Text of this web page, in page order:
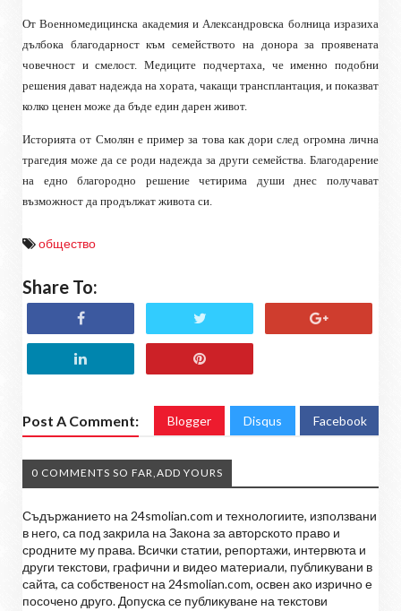
От Военномедицинска академия и Александровска болница изразиха
дълбока благодарност към семейството на донора за проявената
човечност и смелост. Медиците подчертаха, че именно подобни
решения дават надежда на хората, чакащи трансплантация, и показват
колко ценен може да бъде един дарен живот.
Историята от Смолян е пример за това как дори след огромна лична
трагедия може да се роди надежда за други семейства. Благодарение
на едно благородно решение четирима души днес получават
възможност да продължат живота си.
общество
Share To:
Post A Comment: Blogger Disqus Facebook
0 COMMENTS SO FAR,ADD YOURS
Съдържанието на 24smolian.com и технологиите, използвани
в него, са под закрила на Закона за авторското право и
сродните му права. Всички статии, репортажи, интервюта и
други текстови, графични и видео материали, публикувани в
сайта, са собственост на 24smolian.com, освен ако изрично е
посочено друго. Допуска се публикуване на текстови